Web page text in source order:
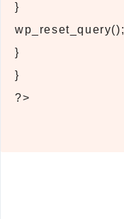
}
wp_reset_query();
}
}
?>